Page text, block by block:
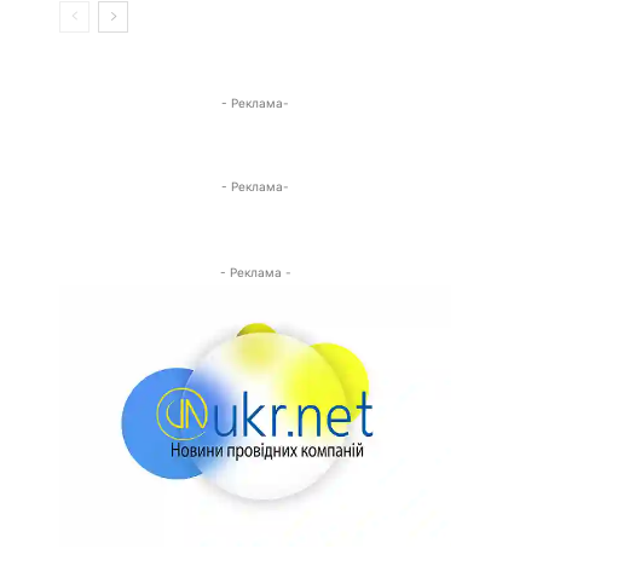
- Реклама-
- Реклама-
- Реклама -